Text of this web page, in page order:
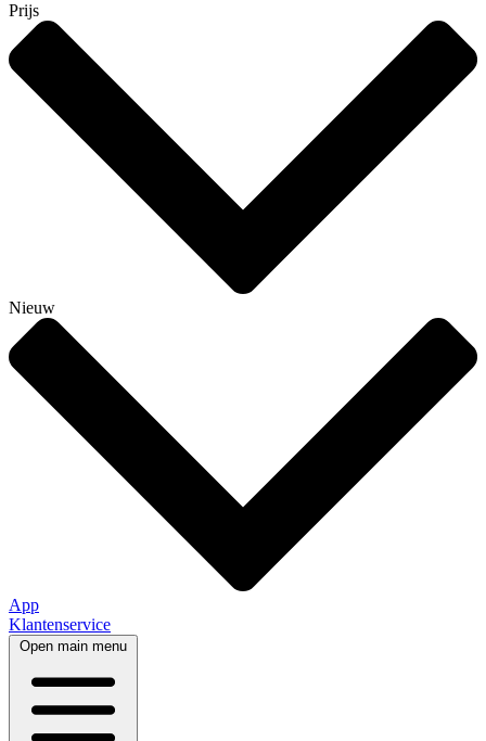
Prijs
Nieuw
App
Klantenservice
Open main menu